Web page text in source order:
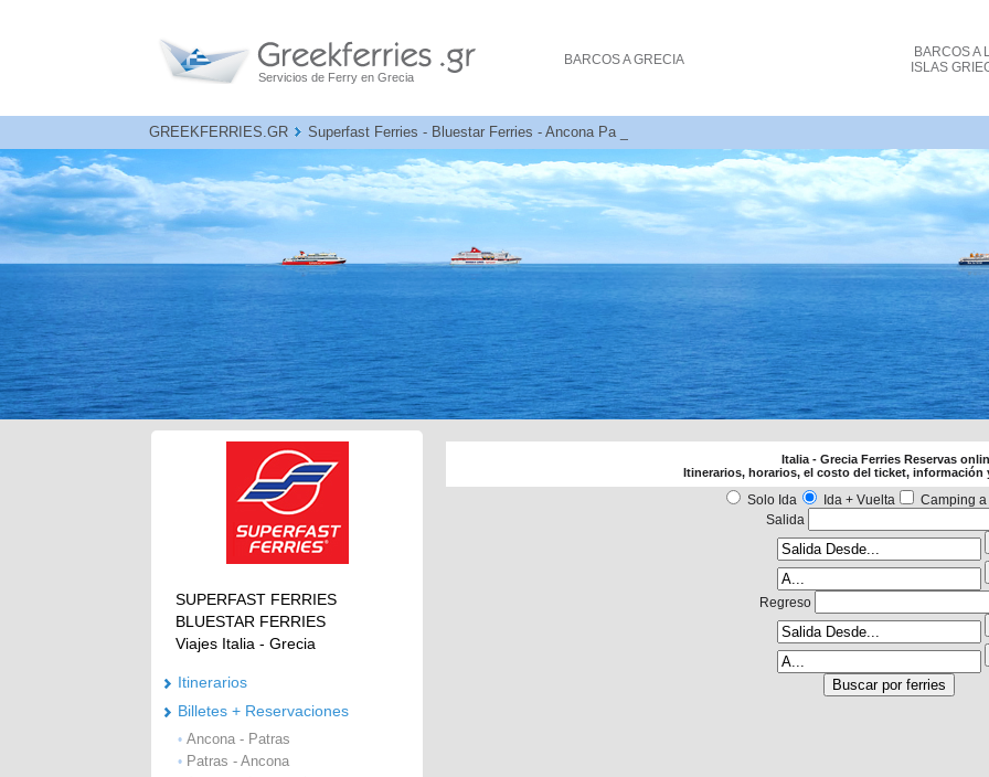
Servicios de Ferry en Grecia
BARCOSA GRECIA BARCOSA
ISLAS
GREEKFERRIES.GR Superfast Ferries - Bluestar Ferries - Ancona Patra billetes de ferry costo y reservas
SUPERFAST FERRIES
BLUESTAR FERRIES
Viajes Italia - Grecia
Itinerarios
Billetes + Reservaciones
• Ancona - Patras
• Patras - Ancona
Italia - Grecia Ferries Reservas
Itinerarios, horarios, el costo del ticket, información
Solo Ida Ida + Vuelta
Camping
Salida
Regreso